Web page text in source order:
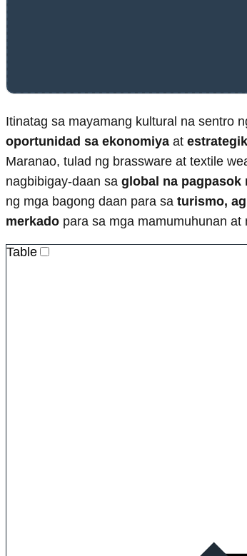
Itinatag sa mayamang kultural na sentro
oportunidad sa ekonomiya at
Maranao, tulad ng brassware at textile
nagbibigay-daan sa global na pagpasok
ng mga bagong daan para sa turismo,
merkado para sa mga mamumuhunan
Table